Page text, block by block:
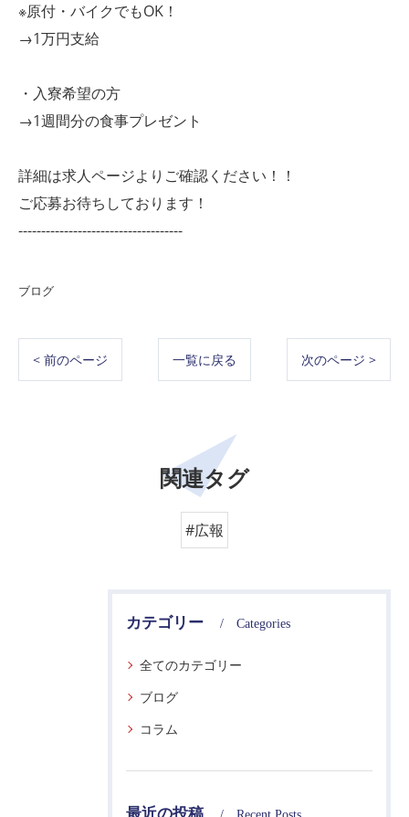
※原付・バイクでもOK！
→1万円支給
・入寮希望の方
→1週間分の食事プレゼント
詳細は求人ページよりご確認ください！！
ご応募お待ちしております！
------------------------------------
ブログ
< 前のページ 一覧に戻る 次のページ >
関連タグ
#広報
カテゴリー Categories
全てのカテゴリー
ブログ
コラム
最近の投稿